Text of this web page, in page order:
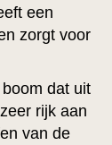
een
zorgt voor
dat uit
rijk aan
van de